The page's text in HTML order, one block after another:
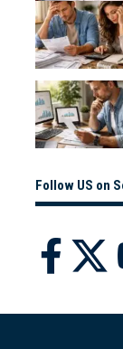
Follow US on